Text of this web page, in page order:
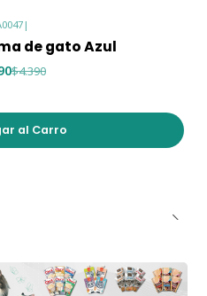
|
de gato Azul
$4.390
al Carro